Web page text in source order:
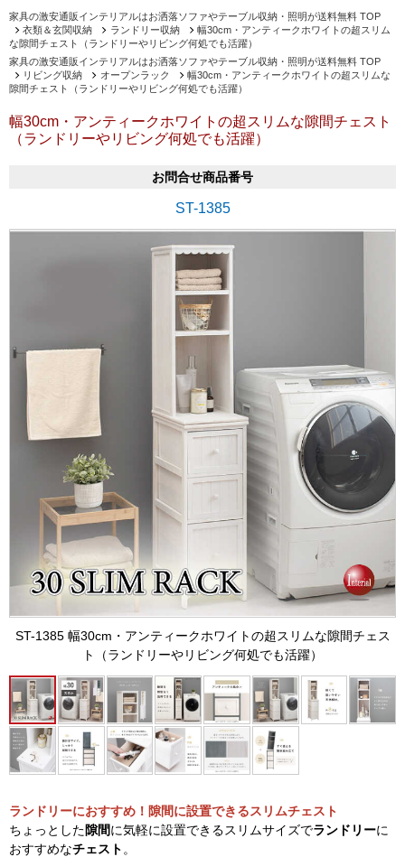
家具の激安通販インテリアルはお洒落ソファやテーブル収納・照明が送料無料 TOP
衣類＆玄関収納
ランドリー収納
幅30cm・アンティークホワイトの超スリム
な隙間チェスト（ランドリーやリビング何処でも活躍）
家具の激安通販インテリアルはお洒落ソファやテーブル収納・照明が送料無料 TOP
リビング収納
オープンラック
幅30cm・アンティークホワイトの超スリムな
隙間チェスト（ランドリーやリビング何処でも活躍）
幅30cm・アンティークホワイトの超スリムな隙間チェスト
（ランドリーやリビング何処でも活躍）
お問合せ商品番号
ST-1385
ST-1385 幅30cm・アンティークホワイトの超スリムな隙間チェス
ト（ランドリーやリビング何処でも活躍）
ランドリーにおすすめ！隙間に設置できるスリムチェスト
ちょっとした隙間に気軽に設置できるスリムサイズでランドリーに
おすすめなチェスト 。